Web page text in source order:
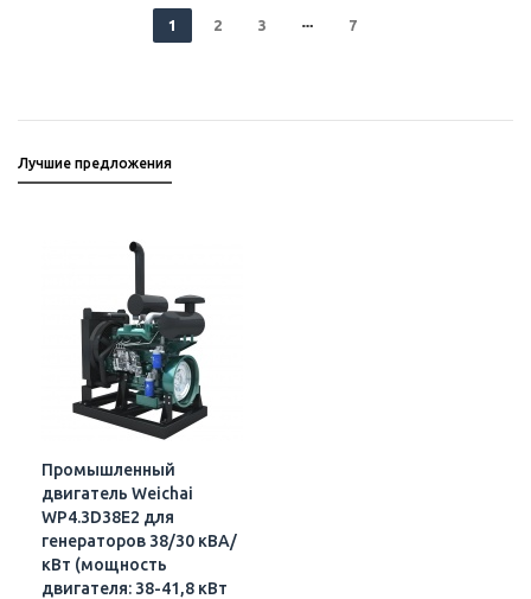
1 2 3 7
Лучшие предложения
Промышленный
двигатель Weichai
WP4.3D38E2 для
генераторов 38/30 кВА/
кВт (мощность
двигателя: 38-41,8 кВт